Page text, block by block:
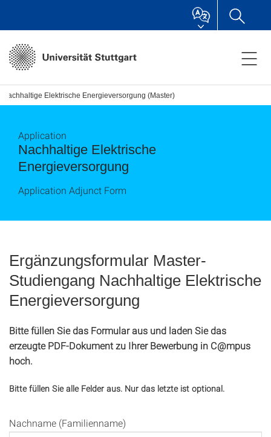
Nachhaltige Elektrische Energieversorgung (Master)
Nachhaltige Elektrische
Energieversorgung
Application
Application Adjunct Form
Ergänzungsformular Master-
Studiengang Nachhaltige Elektrische
Energieversorgung
Bitte füllen Sie das Formular aus und laden Sie das
erzeugte PDF-Dokument zu Ihrer Bewerbung in C@mpus
hoch.
Bitte füllen Sie alle Felder aus. Nur das letzte ist optional.
Nachname (Familienname)